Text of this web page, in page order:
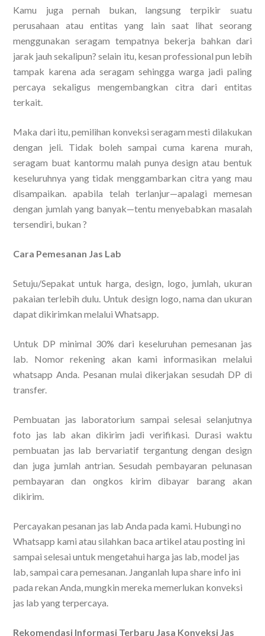
Kamu juga pernah bukan, langsung terpikir suatu
perusahaan atau entitas yang lain saat lihat seorang
menggunakan seragam tempatnya bekerja bahkan dari
jarak jauh sekalipun? selain itu, kesan professional pun lebih
tampak karena ada seragam sehingga warga jadi paling
percaya sekaligus mengembangkan citra dari entitas
terkait.
Maka dari itu, pemilihan konveksi seragam mesti dilakukan
dengan jeli. Tidak boleh sampai cuma karena murah,
seragam buat kantormu malah punya design atau bentuk
keseluruhnya yang tidak menggambarkan citra yang mau
disampaikan. apabila telah terlanjur—apalagi memesan
dengan jumlah yang banyak—tentu menyebabkan masalah
tersendiri, bukan ?
Cara Pemesanan Jas Lab
Setuju/Sepakat untuk harga, design, logo, jumlah, ukuran
pakaian terlebih dulu. Untuk design logo, nama dan ukuran
dapat dikirimkan melalui Whatsapp.
Untuk DP minimal 30% dari keseluruhan pemesanan jas
lab. Nomor rekening akan kami informasikan melalui
whatsapp Anda. Pesanan mulai dikerjakan sesudah DP di
transfer.
Pembuatan jas laboratorium sampai selesai selanjutnya
foto jas lab akan dikirim jadi verifikasi. Durasi waktu
pembuatan jas lab bervariatif tergantung dengan design
dan juga jumlah antrian. Sesudah pembayaran pelunasan
pembayaran dan ongkos kirim dibayar barang akan
dikirim.
Percayakan pesanan jas lab Anda pada kami. Hubungi no
Whatsapp kami atau silahkan baca artikel atau posting ini
sampai selesai untuk mengetahui harga jas lab, model jas
lab, sampai cara pemesanan. Janganlah lupa share info ini
pada rekan Anda, mungkin mereka memerlukan konveksi
jas lab yang terpercaya.
Rekomendasi Informasi Terbaru Jasa Konveksi Jas